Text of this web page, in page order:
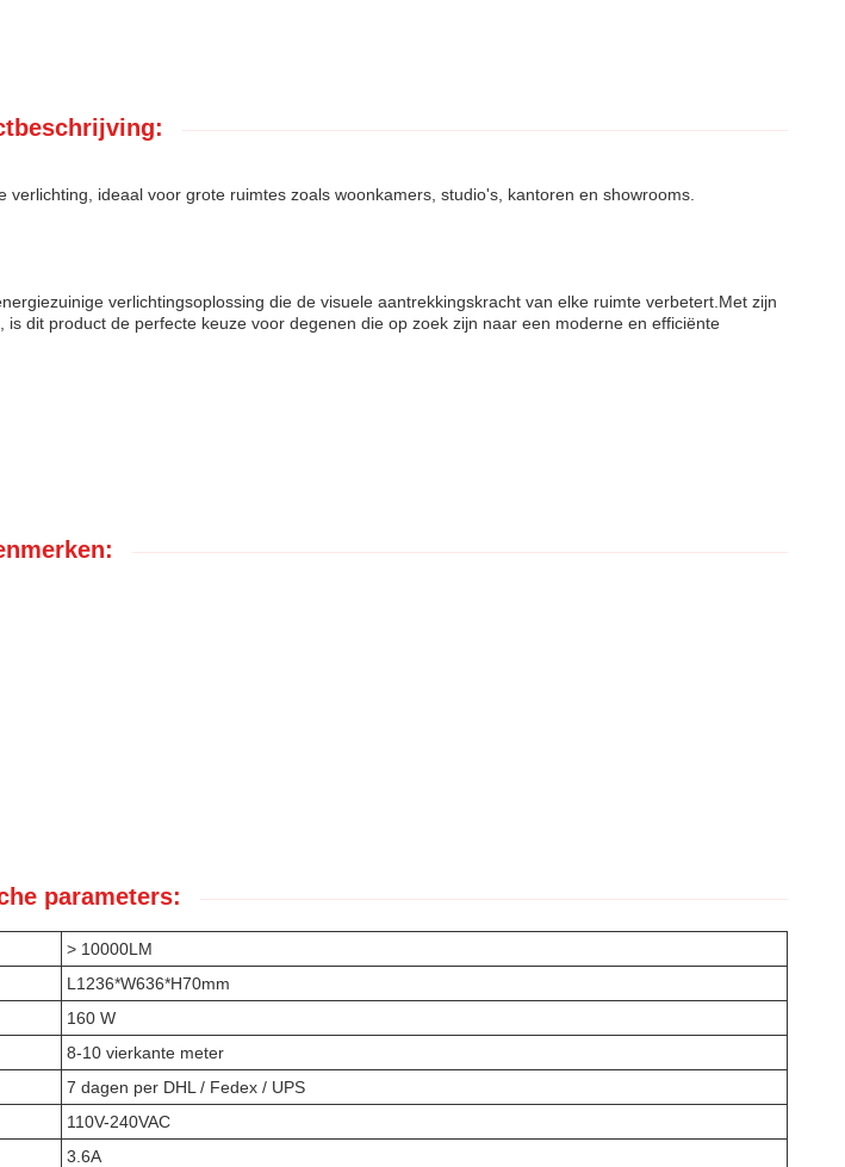
ideaal voor grote ruimtes zoals woonkamers, studio's, kantoren en showrooms.
verlichtingsoplossing die de visuele aantrekkingskracht van elke ruimte verbetert.Met zijn
dit product de perfecte keuze voor degenen die op zoek zijn naar een moderne en efficiënte
parameters:
> 10000LM
L1236*W636*H70mm
160 W
8-10 vierkante meter
7 dagen per DHL / Fedex / UPS
110V-240VAC
3.6A